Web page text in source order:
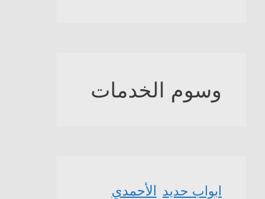
وسوم الخدمات
ابواب حديد الأحمدي